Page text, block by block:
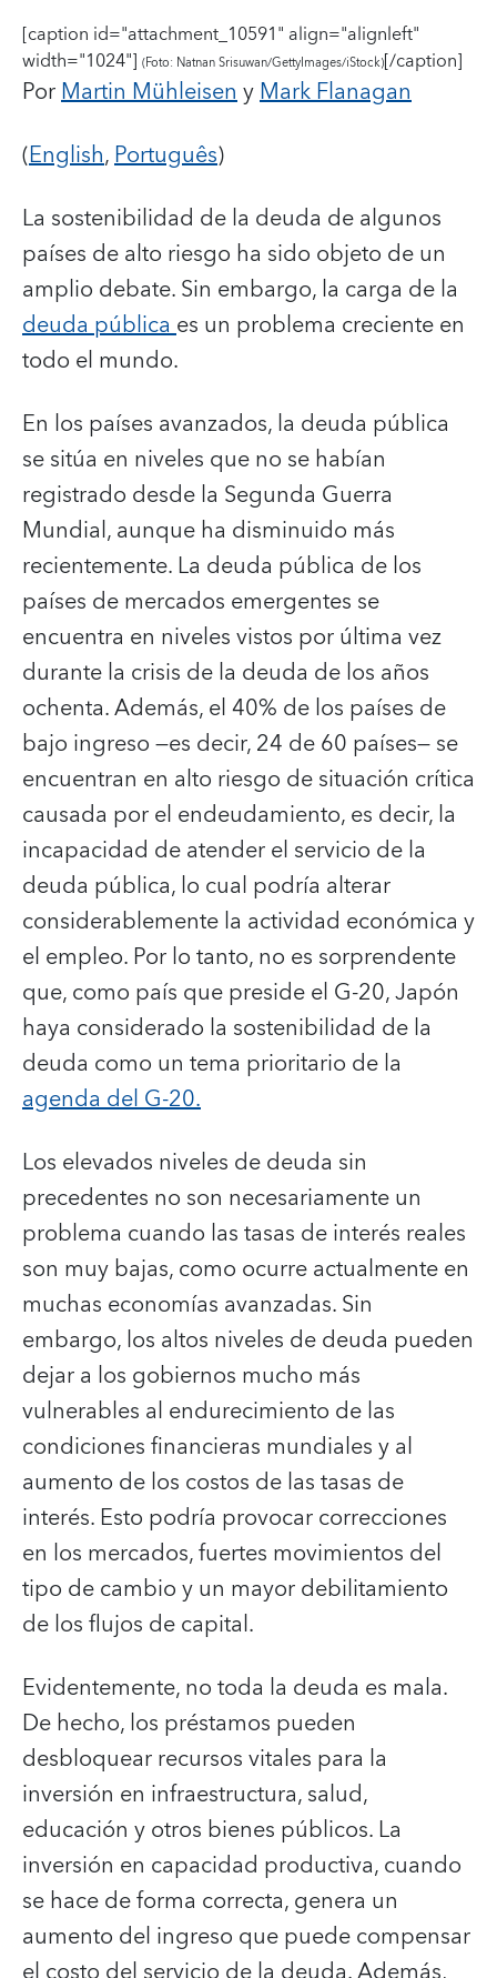
[caption id="attachment_10591" align="alignleft"
width="1024"] (Foto: Natnan Srisuwan/GettyImages/iStock)[/caption]
PorMartin MühleisenyMark Flanagan
(English,Português)
La sostenibilidad de la deuda de algunos
países de alto riesgo ha sido objeto de un
amplio debate. Sin embargo, la carga de la
deuda públicaes un problema creciente en
todo el mundo.
En los países avanzados, la deuda pública
se sitúa en niveles que no se habían
registrado desde la Segunda Guerra
Mundial, aunque ha disminuido más
recientemente. La deuda pública de los
países de mercados emergentes se
encuentra en niveles vistos por última vez
durante la crisis de la deuda de los años
ochenta. Además, el 40% de los países de
bajo ingreso —es decir, 24 de 60 países— se
encuentran en alto riesgo de situación crítica
causada por el endeudamiento, es decir, la
incapacidad de atender el servicio de la
deuda pública, lo cual podría alterar
considerablemente la actividad económica y
el empleo. Por lo tanto, no es sorprendente
que, como país que preside el G-20, Japón
haya considerado la sostenibilidad de la
deuda como un tema prioritario de la
agenda del G-20.
Los elevados niveles de deuda sin
precedentes no son necesariamente un
problema cuando las tasas de interés reales
son muy bajas, como ocurre actualmente en
muchas economías avanzadas. Sin
embargo, los altos niveles de deuda pueden
dejar a los gobiernos mucho más
vulnerables al endurecimiento de las
condiciones financieras mundiales y al
aumento de los costos de las tasas de
interés. Esto podría provocar correcciones
en los mercados, fuertes movimientos del
tipo de cambio y un mayor debilitamiento
de los flujos de capital.
Evidentemente, no toda la deuda es mala.
De hecho, los préstamos pueden
desbloquear recursos vitales para la
inversión en infraestructura, salud,
educación y otros bienes públicos. La
inversión en capacidad productiva, cuando
se hace de forma correcta, genera un
aumento del ingreso que puede compensar